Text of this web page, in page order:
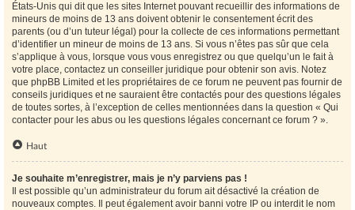
États-Unis qui dit que les sites Internet pouvant recueillir des informations de
mineurs de moins de 13 ans doivent obtenir le consentement écrit des
parents (ou d’un tuteur légal) pour la collecte de ces informations permettant
d’identifier un mineur de moins de 13 ans. Si vous n’êtes pas sûr que cela
s’applique à vous, lorsque vous vous enregistrez ou que quelqu’un le fait à
votre place, contactez un conseiller juridique pour obtenir son avis. Notez
que phpBB Limited et les propriétaires de ce forum ne peuvent pas fournir de
conseils juridiques et ne sauraient être contactés pour des questions légales
de toutes sortes, à l’exception de celles mentionnées dans la question « Qui
contacter pour les abus ou les questions légales concernant ce forum ? ».
Haut
Je souhaite m’enregistrer, mais je n’y parviens pas !
Il est possible qu’un administrateur du forum ait désactivé la création de
nouveaux comptes. Il peut également avoir banni votre IP ou interdit le nom